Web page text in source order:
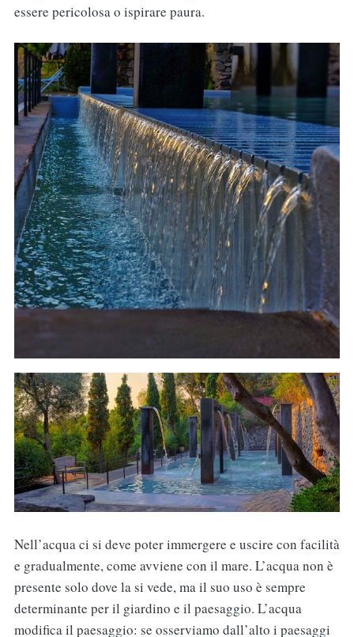
essere pericolosa o ispirare paura.
Nell’acqua ci si deve poter immergere e uscire con facilità
e gradualmente, come avviene con il mare. L’acqua non è
presente solo dove la si vede, ma il suo uso è sempre
determinante per il giardino e il paesaggio. L’acqua
modifica il paesaggio: se osserviamo dall’alto i paesaggi